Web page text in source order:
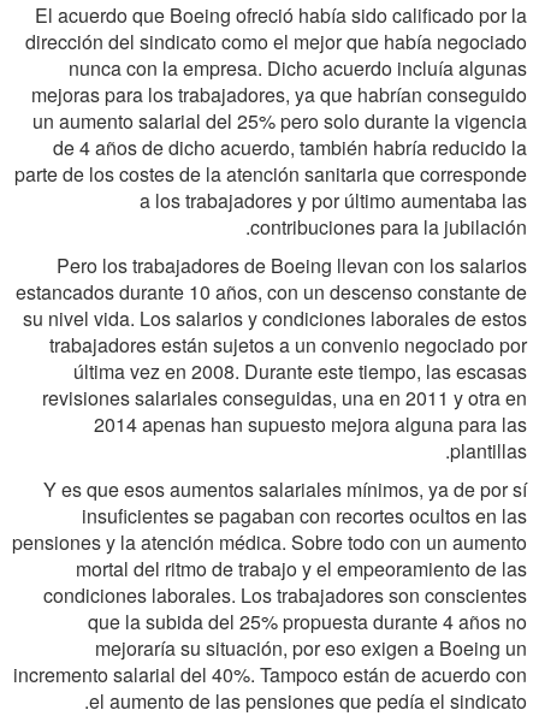
El acuerdo que Boeing ofreció había sido calificado por la
dirección del sindicato como el mejor que había negociado
nunca con la empresa. Dicho acuerdo incluía algunas
mejoras para los trabajadores, ya que habrían conseguido
un aumento salarial del 25% pero solo durante la vigencia
de 4 años de dicho acuerdo, también habría reducido la
parte de los costes de la atención sanitaria que corresponde
a los trabajadores y por último aumentaba las
contribuciones para la jubilación.
Pero los trabajadores de Boeing llevan con los salarios
estancados durante 10 años, con un descenso constante de
su nivel vida. Los salarios y condiciones laborales de estos
trabajadores están sujetos a un convenio negociado por
última vez en 2008. Durante este tiempo, las escasas
revisiones salariales conseguidas, una en 2011 y otra en
2014 apenas han supuesto mejora alguna para las
plantillas.
Y es que esos aumentos salariales mínimos, ya de por sí
insuficientes se pagaban con recortes ocultos en las
pensiones y la atención médica. Sobre todo con un aumento
mortal del ritmo de trabajo y el empeoramiento de las
condiciones laborales. Los trabajadores son conscientes
que la subida del 25% propuesta durante 4 años no
mejoraría su situación, por eso exigen a Boeing un
incremento salarial del 40%. Tampoco están de acuerdo con
el aumento de las pensiones que pedía el sindicato.